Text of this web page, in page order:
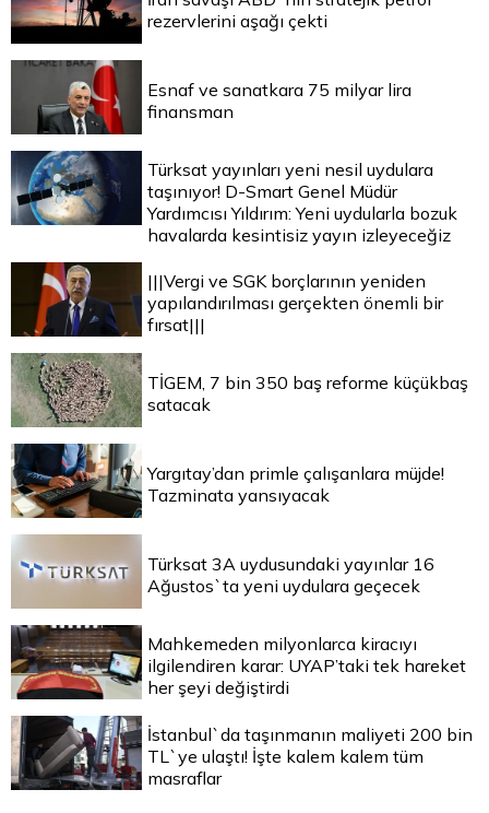
rezervlerini aşağı çekti
Esnaf ve sanatkara 75 milyar lira
finansman
Türksat yayınları yeni nesil uydulara
taşınıyor! D-Smart Genel Müdür
Yardımcısı Yıldırım: Yeni uydularla bozuk
havalarda kesintisiz yayın izleyeceğiz
|||Vergi ve SGK borçlarının yeniden
yapılandırılması gerçekten önemli bir
fırsat|||
TİGEM, 7 bin 350 baş reforme küçükbaş
satacak
Yargıtay’dan primle çalışanlara müjde!
Tazminata yansıyacak
Türksat 3A uydusundaki yayınlar 16
Ağustos`ta yeni uydulara geçecek
Mahkemeden milyonlarca kiracıyı
ilgilendiren karar: UYAP’taki tek hareket
her şeyi değiştirdi
İstanbul`da taşınmanın maliyeti 200 bin
TL`ye ulaştı! İşte kalem kalem tüm
masraflar